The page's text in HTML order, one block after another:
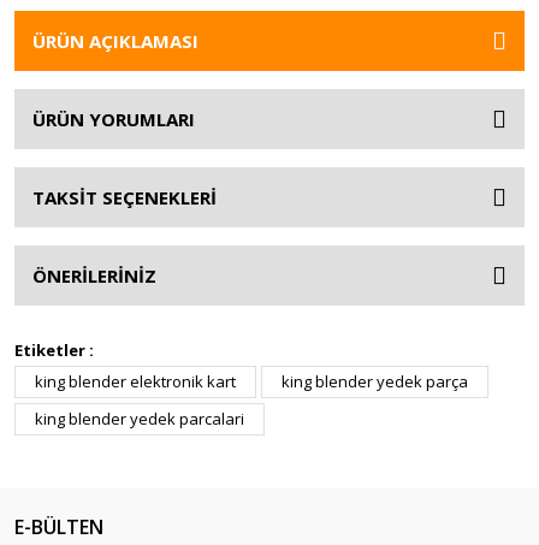
ÜRÜN AÇIKLAMASI
ÜRÜN YORUMLARI
TAKSİT SEÇENEKLERİ
ÖNERİLERİNİZ
Etiketler :
king blender elektronik kart
king blender yedek parça
king blender yedek parcalari
E-BÜLTEN